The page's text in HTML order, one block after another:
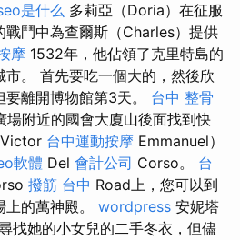
是什么 多莉亞（Doria）在征服
戰鬥中為查爾斯（Charles）提供
摩 1532年，他佔領了克里特島的
。 首先要吃一個大的，然後欣
離開博物館第3天。 台中 整骨
場附近的國會大廈山後面找到快
Victor 台中運動按摩 Emmanuel）
軟體 Del 會計公司 Corso。 台
撥筋 台中 Road上，您可以到
的萬神殿。 wordpress 安妮塔
找她的小女兒的二手冬衣，但儘